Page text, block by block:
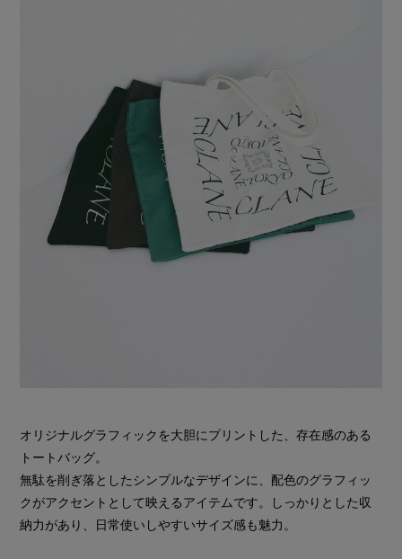
オリジナルグラフィックを大胆にプリントした、存在感のある
トートバッグ。
無駄を削ぎ落としたシンプルなデザインに、配色のグラフィッ
クがアクセントとして映えるアイテムです。しっかりとした収
納力があり、日常使いしやすいサイズ感も魅力。